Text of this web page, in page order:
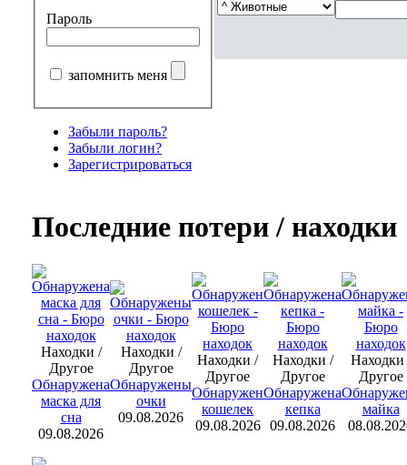
Пароль
запомнить меня
Забыли пароль?
Забыли логин?
Зарегистрироваться
Последние потери / находки
Находки /
Другое
Обнаружена
маска для
сна
09.08.2026
Находки /
Другое
Обнаружены
очки
09.08.2026
Находки /
Другое
Обнаружен
кошелек
09.08.2026
Находки /
Другое
Обнаружена
кепка
09.08.2026
Находки
Другое
майка